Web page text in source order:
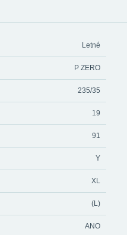
Letné
P ZERO
235/35
19
91
Y
XL
(L)
ANO